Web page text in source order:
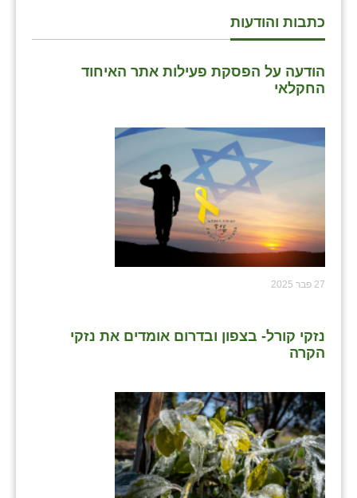
כתבות והודעות
הודעה על הפסקת פעילות אתר האיחוד
החקלאי
27 פבר 2025
נזקי קורל- בצפון ובדרום אומדים את נזקי
הקרה
שדה ורבורג
שדמה
תלמי יוסף